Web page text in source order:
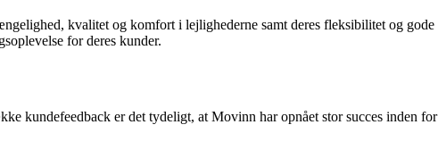
kvalitet og komfort i lejlighederne samt deres fleksibilitet og gode
for deres kunder.
kundefeedback er det tydeligt, at Movinn har opnået stor succes inden for